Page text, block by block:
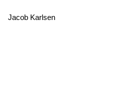
Jacob Karlsen